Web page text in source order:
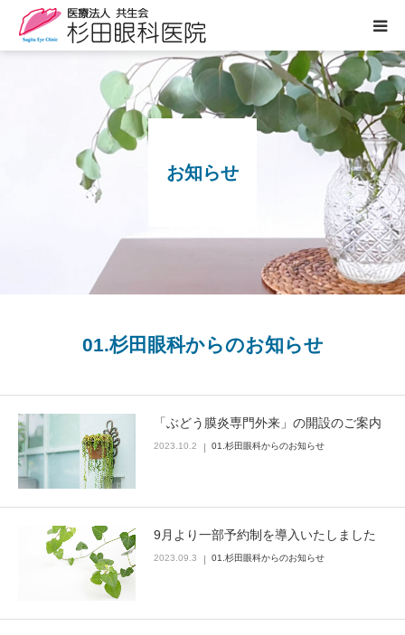
お知らせ
01.杉田眼科からのお知らせ
「ぶどう膜炎専門外来」の開設のご案内
2023.10.2 01.杉田眼科からのお知らせ
9月より一部予約制を導入いたしました
2023.09.3 01.杉田眼科からのお知らせ
医院案内
診療のご案内
ぶどう膜炎専門外来
眼の病気
よくあるご質問